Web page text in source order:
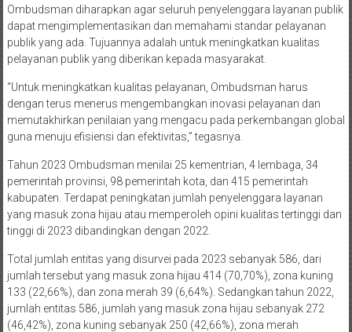
Ombudsman diharapkan agar seluruh penyelenggara layanan publik
dapat mengimplementasikan dan memahami standar pelayanan
publik yang ada. Tujuannya adalah untuk meningkatkan kualitas
pelayanan publik yang diberikan kepada masyarakat.
“Untuk meningkatkan kualitas pelayanan, Ombudsman harus
dengan terus menerus mengembangkan inovasi pelayanan dan
memutakhirkan penilaian yang mengacu pada perkembangan global
guna menuju efisiensi dan efektivitas,” tegasnya.
Tahun 2023 Ombudsman menilai 25 kementrian, 4 lembaga, 34
pemerintah provinsi, 98 pemerintah kota, dan 415 pemerintah
kabupaten. Terdapat peningkatan jumlah penyelenggara layanan
yang masuk zona hijau atau memperoleh opini kualitas tertinggi dan
tinggi di 2023 dibandingkan dengan 2022.
Total jumlah entitas yang disurvei pada 2023 sebanyak 586, dari
jumlah tersebut yang masuk zona hijau 414 (70,70%), zona kuning
133 (22,66%), dan zona merah 39 (6,64%). Sedangkan tahun 2022,
jumlah entitas 586, jumlah yang masuk zona hijau sebanyak 272
(46,42%), zona kuning sebanyak 250 (42,66%), zona merah